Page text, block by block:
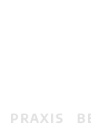
PRAXIS